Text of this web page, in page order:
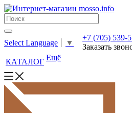
Select Language ▼
+7 (705) 539-
Заказать
КАТАЛОГ Ещё